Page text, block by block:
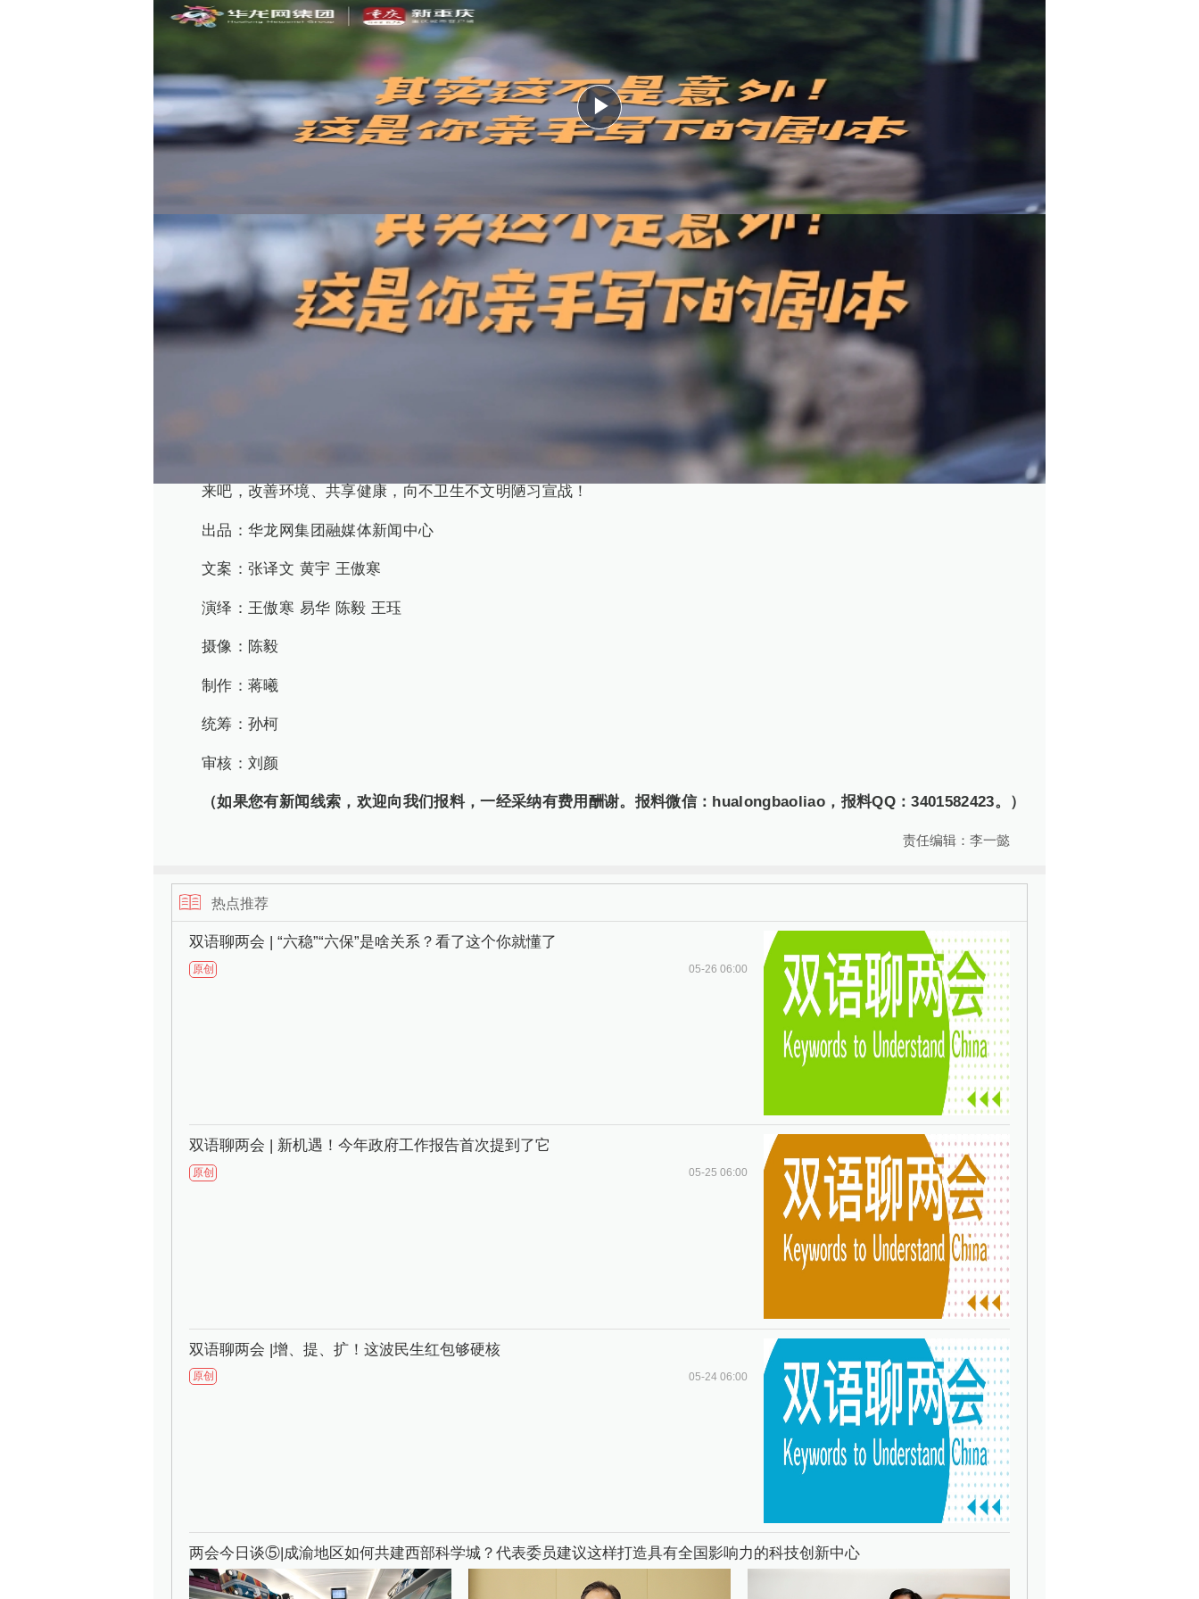
Play
爱国卫生·环境篇|这不是场意外 是你亲手写的"剧本"
华龙网-新重庆客户端
王傲寒 易华 陈毅 王珏 蒋曦
2020-05-27 06:00
2020年全国两会正在进行，爱国卫生运动被多次强调。
环境卫生作为爱国卫生运动的重要内容之一，需要与时俱进、全民参与、认真保持。
当大家都能从我做起，从现在做起，让保持环境和个人卫生成为个人和家庭的自觉习惯，我们所居住的家园才会更美好。
来吧，改善环境、共享健康，向不卫生不文明陋习宣战！
出品：华龙网集团融媒体新闻中心
文案：张译文 黄宇 王傲寒
演绎：王傲寒 易华 陈毅 王珏
摄像：陈毅
制作：蒋曦
统筹：孙柯
审核：刘颜
（如果您有新闻线索，欢迎向我们报料，一经采纳有费用酬谢。报料微信：hualongbaoliao，报料QQ：3401582423。）
责任编辑：李一懿
热点推荐
双语聊两会 | “六稳”“六保”是啥关系？看了这个你就懂了
原创 05-26 06:00
双语聊两会 | 新机遇！今年政府工作报告首次提到了它
原创 05-25 06:00
双语聊两会 |增、提、扩！这波民生红包够硬核
原创 05-24 06:00
两会今日谈⑤|成渝地区如何共建西部科学城？代表委员建议这样打造具有全国影响力的科技创新中心